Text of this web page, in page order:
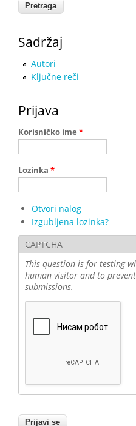
Sadržaj
Autori
Ključne reči
Prijava
Korisničko ime *
Lozinka *
Otvori nalog
Izgubljena lozinka?
CAPTCHA
This question is for testing
human visitor and to
submissions.